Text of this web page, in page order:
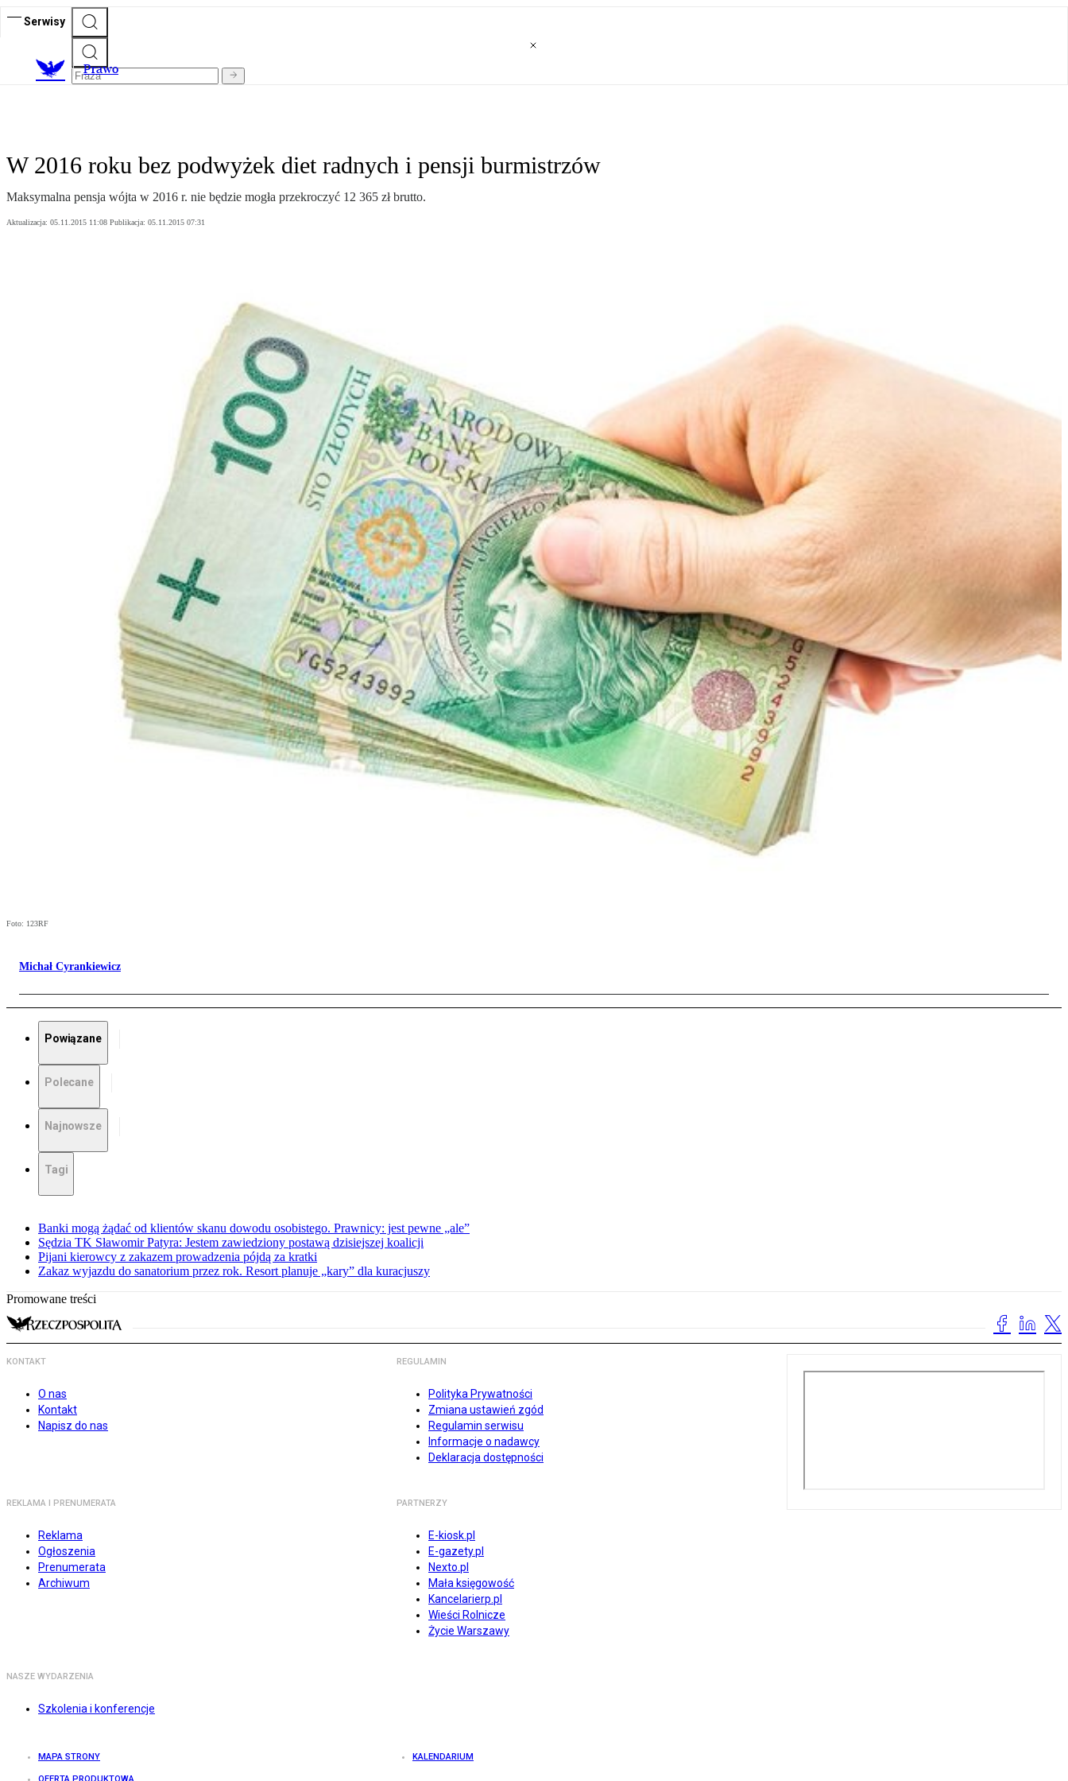
Serwisy
Prawo
W 2016 roku bez podwyżek diet radnych i pensji burmistrzów
Maksymalna pensja wójta w 2016 r. nie będzie mogła przekroczyć 12 365 zł brutto.
Aktualizacja: 05.11.2015 11:08 Publikacja: 05.11.2015 07:31
Foto: 123RF
Michał Cyrankiewicz
Powiązane
Polecane
Najnowsze
Tagi
Banki mogą żądać od klientów skanu dowodu osobistego. Prawnicy: jest pewne „ale”
Sędzia TK Sławomir Patyra: Jestem zawiedziony postawą dzisiejszej koalicji
Pijani kierowcy z zakazem prowadzenia pójdą za kratki
Zakaz wyjazdu do sanatorium przez rok. Resort planuje „kary” dla kuracjuszy
Promowane treści
KONTAKT
O nas
Kontakt
Napisz do nas
REGULAMIN
Polityka Prywatności
Zmiana ustawień zgód
Regulamin serwisu
Informacje o nadawcy
Deklaracja dostępności
REKLAMA I PRENUMERATA
Reklama
Ogłoszenia
Prenumerata
Archiwum
PARTNERZY
E-kiosk.pl
E-gazety.pl
Nexto.pl
Mała księgowość
Kancelarierp.pl
Wieści Rolnicze
Życie Warszawy
NASZE WYDARZENIA
Szkolenia i konferencje
MAPA STRONY KALENDARIUM